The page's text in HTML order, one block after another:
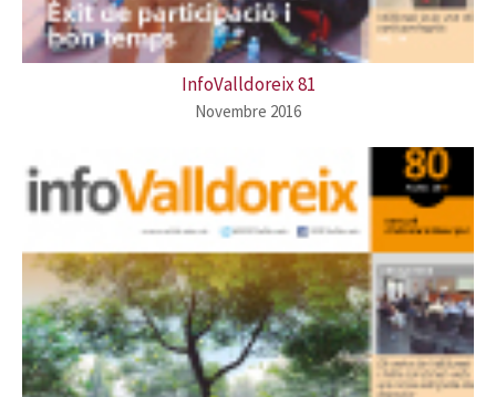
InfoValldoreix 81
Novembre 2016